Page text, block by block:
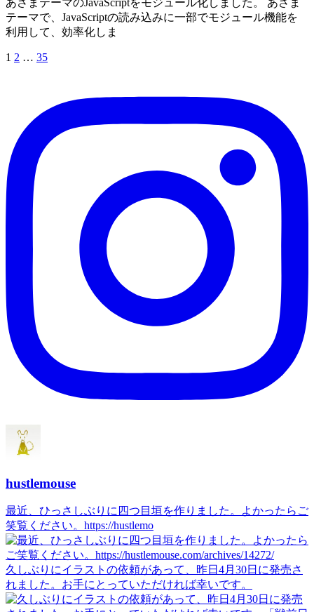
あさまテーマのJavaScriptをモジュール化しました。 あさま
テーマで、JavaScriptの読み込みに一部でモジュール機能を
利用して、効率化しま
1 2 … 35
hustlemouse
最近、ひっさしぶりに四つ目垣を作りました。よかったらご
笑覧ください。https://hustlemo
久しぶりにイラストの依頼があって、昨日4月30日に発売さ
れました。お手にとっていただければ幸いです。